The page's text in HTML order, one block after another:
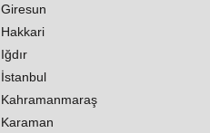
Giresun
Hakkari
Iğdır
İstanbul
Kahramanmaraş
Karaman